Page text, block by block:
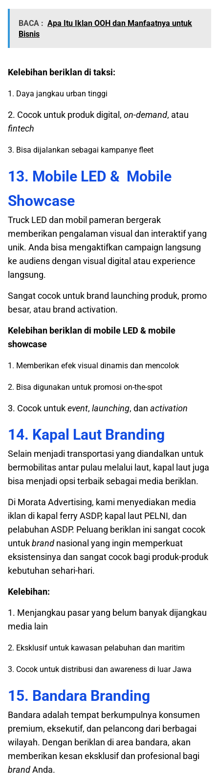
BACA : Apa Itu Iklan OOH dan Manfaatnya untuk
Bisnis
Kelebihan beriklan di taksi:
1. Daya jangkau urban tinggi
2. Cocok untuk produk digital, on-demand, atau
fintech
3. Bisa dijalankan sebagai kampanye fleet
13. Mobile LED & Mobile
Showcase
Truck LED dan mobil pameran bergerak
memberikan pengalaman visual dan interaktif yang
unik. Anda bisa mengaktifkan campaign langsung
ke audiens dengan visual digital atau experience
langsung.
Sangat cocok untuk brand launching produk, promo
besar, atau brand activation.
Kelebihan beriklan di mobile LED & mobile
showcase
1. Memberikan efek visual dinamis dan mencolok
2. Bisa digunakan untuk promosi on-the-spot
3. Cocok untukevent, launching, dan activation
14. Kapal Laut Branding
Selain menjadi transportasi yang diandalkan untuk
bermobilitas antar pulau melalui laut, kapal laut juga
bisa menjadi opsi terbaik sebagai media beriklan.
Di Morata Advertising, kami menyediakan media
iklan di kapal ferry ASDP, kapal laut PELNI, dan
pelabuhan ASDP. Peluang beriklan ini sangat cocok
untukbrand nasional yang ingin memperkuat
eksistensinya dan sangat cocok bagi produk-produk
kebutuhan sehari-hari.
Kelebihan:
1. Menjangkau pasar yang belum banyak dijangkau
media lain
2. Eksklusif untuk kawasan pelabuhan dan maritim
3. Cocok untuk distribusi dan awareness di luar Jawa
15. Bandara Branding
Bandara adalah tempat berkumpulnya konsumen
premium, eksekutif, dan pelancong dari berbagai
wilayah. Dengan beriklan di area bandara, akan
memberikan kesan eksklusif dan profesional bagi
brandAnda.